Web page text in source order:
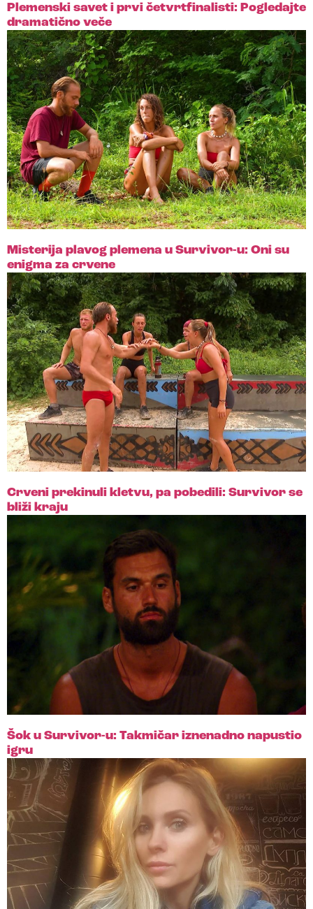
Plemenski savet i prvi četvrtfinalisti: Pogledajte
dramatično veče
Misterija plavog plemena u Survivor-u: Oni su
enigma za crvene
Crveni prekinuli kletvu, pa pobedili: Survivor se
bliži kraju
Šok u Survivor-u: Takmičar iznenadno napustio
igru